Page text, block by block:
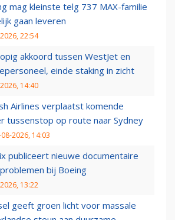
mag kleinste telg 737 MAX-familie
gaan leveren
22:54
akkoord tussen WestJet en
einde staking in zicht
14:40
Airlines verplaatst komende
tussenstop op route naar Sydney
2026, 14:03
publiceert nieuwe documentaire
bij Boeing
13:22
geeft groen licht voor massale